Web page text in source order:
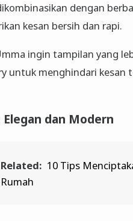
dengan
kesan bersih dan rapi.
ingin tampilan yang
untuk menghindari kesan
Elegan dan Modern
Related: 10 Tips
Rumah